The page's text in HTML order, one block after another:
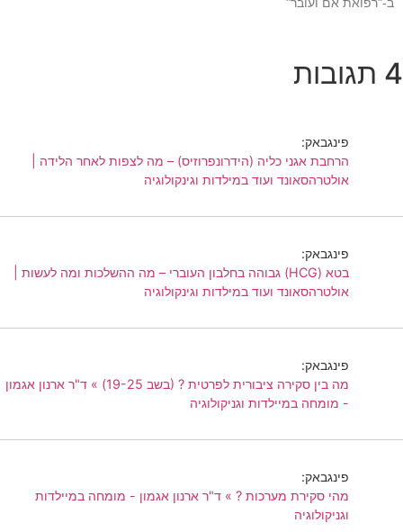
4 תגובות
פינגבאק:
הרחבת אגני כליה (הידרונפרוזיס) – מה לצפות לאחר הלידה |
אולטרהסאונד ועוד במילדות וגינקולוגיה
פינגבאק:
בטא (HCG) גבוהה בחלבון העוברי – מה ההשלכות ומה לעשות |
אולטרהסאונד ועוד במילדות וגינקולוגיה
פינגבאק:
מה בין סקירה ציבורית לפרטית ? (בשב 19-25) » ד"ר ארנון אגמון
- מומחה במיילדות וגניקולוגיה
פינגבאק:
מהי סקירת מערכות ? » ד"ר ארנון אגמון - מומחה במיילדות
וגניקולוגיה